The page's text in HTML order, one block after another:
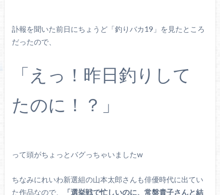
訃報を聞いた前日にちょうど「釣りバカ19」を見たところ
だったので、
「えっ！昨日釣りして
たのに！？」
って頭がちょっとバグっちゃいましたw
ちなみにれいわ新選組の山本太郎さんも俳優時代に出てい
た作品なので、
「選挙戦で忙しいのに、常盤貴子さんと結